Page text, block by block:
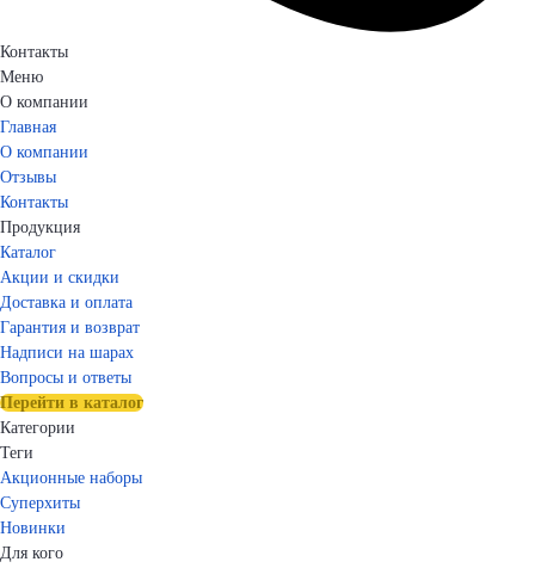
Контакты
Меню
О компании
Главная
О компании
Отзывы
Контакты
Продукция
Каталог
Акции и скидки
Доставка и оплата
Гарантия и возврат
Надписи на шарах
Вопросы и ответы
Перейти в каталог
Категории
Теги
Акционные наборы
Суперхиты
Новинки
Для кого